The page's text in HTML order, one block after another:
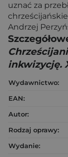
uznać za
Andrzej
inkwizycję.
Wydawnictwo:
EAN:
Autor:
Rodzaj oprawy:
Wydanie: